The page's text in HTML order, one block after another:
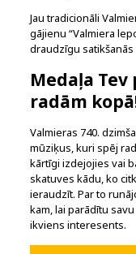
Jau tradicionāli
gājienu “Valmiera
draudzīgu satikšanās
Medaļa
radām
Valmieras 740.
mūziķus, kuri spēj
kārtīgi izdejojies vai
skatuves kādu, ko
ieraudzīt. Par to
kam, lai parādītu
ikviens interesents.